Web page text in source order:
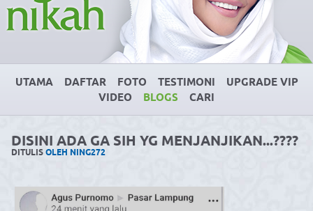
UTAMA DAFTAR FOTO TESTIMONI
UPGRADE VIP
VIDEO
BLOGS CARI
DISINI ADA GA SIH YG MENJANJIKAN...????
DITULISOLEH NING272